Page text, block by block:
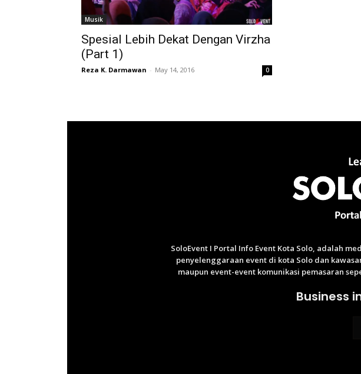
Musik
Spesial Lebih Dekat Dengan Virzha
(Part 1)
Reza K. Darmawan - May 14, 2016 0
SoloEvent I Portal Info Event Kota Solo, adalah
penyelenggaraan event di kota Solo dan
maupun event-event komunikasi pemasaran
Business